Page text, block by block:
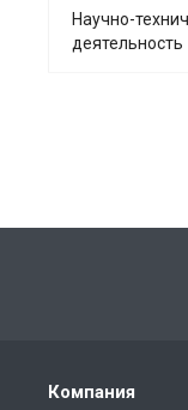
Научно-
деятельность
Компания